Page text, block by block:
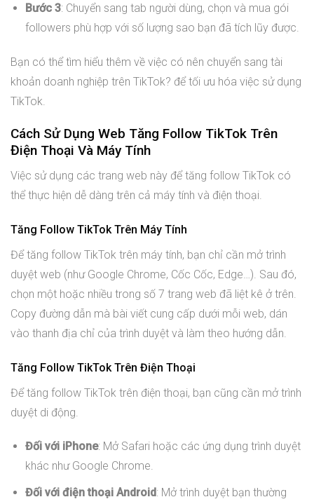
Bước 3: Chuyển sang tab người dùng, chọn và mua gói
followers phù hợp với số lượng sao bạn đã tích lũy được.
Bạn có thể tìm hiểu thêm về việc có nên chuyển sang tài
khoản doanh nghiệp trên TikTok? để tối ưu hóa việc sử dụng
TikTok.
Cách Sử Dụng Web Tăng Follow TikTok Trên
Điện Thoại Và Máy Tính
Việc sử dụng các trang web này để tăng follow TikTok có
thể thực hiện dễ dàng trên cả máy tính và điện thoại.
Tăng Follow TikTok Trên Máy Tính
Để tăng follow TikTok trên máy tính, bạn chỉ cần mở trình
duyệt web (như Google Chrome, Cốc Cốc, Edge…). Sau đó,
chọn một hoặc nhiều trong số 7 trang web đã liệt kê ở trên.
Copy đường dẫn mà bài viết cung cấp dưới mỗi web, dán
vào thanh địa chỉ của trình duyệt và làm theo hướng dẫn.
Tăng Follow TikTok Trên Điện Thoại
Để tăng follow TikTok trên điện thoại, bạn cũng cần mở trình
duyệt di động.
Đối với iPhone: Mở Safari hoặc các ứng dụng trình duyệt
khác như Google Chrome.
Đối với điện thoại Android: Mở trình duyệt bạn thường